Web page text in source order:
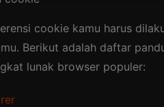
cookie kamu harus
Berikut adalah daftar
lunak browser populer: